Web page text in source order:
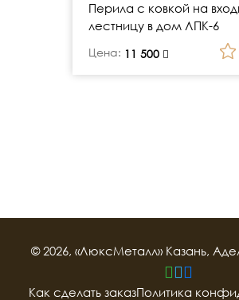
Перила с ковкой на
лестницу в дом ЛПК-6
Цена: 11 500
руб.
© 2026, «ЛюксМеталл» Казань,
Как сделать заказПолитика